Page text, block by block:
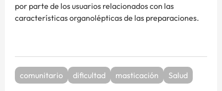
por parte de los usuarios relacionados con las
características organolépticas de las preparaciones.
comunitario dificultad masticación Salud